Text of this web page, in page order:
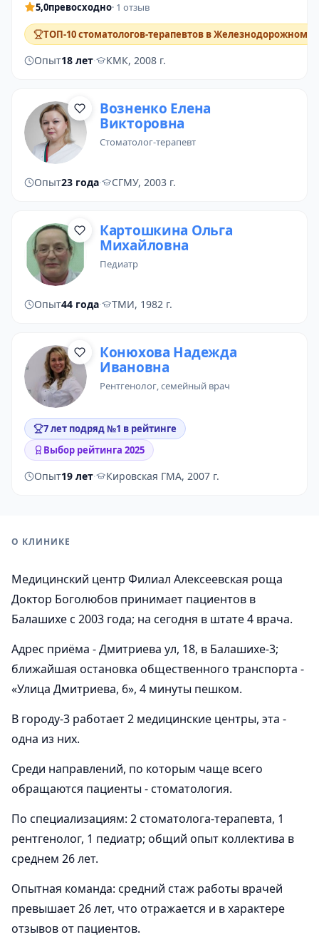
5,0превосходно· 1 отзыв
ТОП-10 стоматологов-терапевтов в Железнодорожном
Опыт18 лет· КМК, 2008 г.
Возненко Елена
Викторовна
стоматолог-терапевт
Опыт23 года· СГМУ, 2003 г.
Картошкина Ольга
Михайловна
педиатр
Опыт44 года· ТМИ, 1982 г.
Конюхова Надежда
Ивановна
рентгенолог,семейный врач
7 лет подряд №1 в рейтинге
Выбор рейтинга 2025
Опыт19 лет· Кировская ГМА, 2007 г.
О КЛИНИКЕ
Медицинский центр Филиал Алексеевская роща
Доктор Боголюбов принимает пациентов в
Балашихе с 2003 года; на сегодня в штате 4 врача.
Адрес приёма - Дмитриева ул, 18, в Балашихе-3;
ближайшая остановка общественного транспорта -
«Улица Дмитриева, 6», 4 минуты пешком.
В городу-3 работает 2 медицинские центры, эта -
одна из них.
Среди направлений, по которым чаще всего
обращаются пациенты - стоматология.
По специализациям: 2 стоматолога-терапевта, 1
рентгенолог, 1 педиатр; общий опыт коллектива в
среднем 26 лет.
Опытная команда: средний стаж работы врачей
превышает 26 лет, что отражается и в характере
отзывов от пациентов.